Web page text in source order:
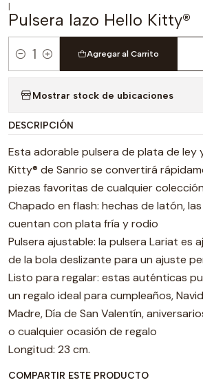
|
Pulsera lazo Hello Kitty®
Cantidad
Agregar al Carrito
Mostrar stock de ubicaciones
DESCRIPCIÓN
Esta adorable pulsera de plata de ley
Kitty® de Sanrio se convertirá
piezas favoritas de cualquier
Chapado en flash: hechas de latón,
cuentan con plata fría y rodio
Pulsera ajustable: la pulsera Lariat es
de la bola deslizante para un ajuste
Listo para regalar: estas auténticas
un regalo ideal para cumpleaños,
Madre, Día de San Valentín,
o cualquier ocasión de regalo
Longitud: 23 cm.
COMPARTIR ESTE PRODUCTO